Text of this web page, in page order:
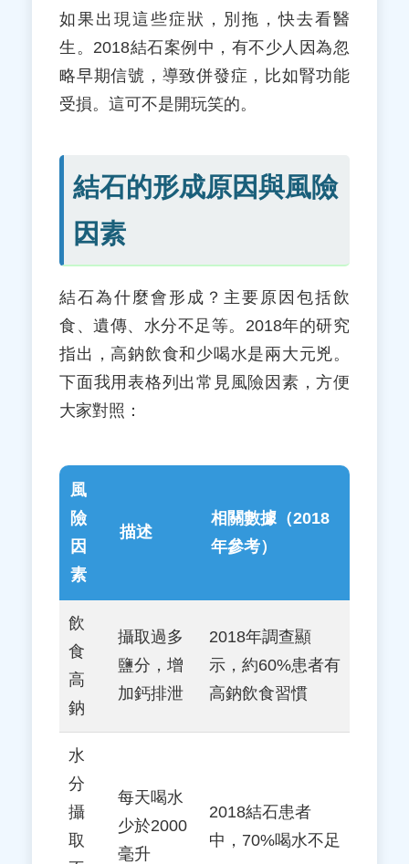
如果出現這些症狀，別拖，快去看醫
生。2018結石案例中，有不少人因為忽
略早期信號，導致併發症，比如腎功能
受損。這可不是開玩笑的。
結石的形成原因與風險
因素
結石為什麼會形成？主要原因包括飲
食、遺傳、水分不足等。2018年的研究
指出，高鈉飲食和少喝水是兩大元兇。
下面我用表格列出常見風險因素，方便
大家對照：
風
險
因
素
描述
相關數據（2018
年參考）
飲
食
高
鈉
攝取過多
鹽分，增
加鈣排泄
2018年調查顯
示，約60%患者有
高鈉飲食習慣
水
分
攝
取
每天喝水
少於2000
毫升
2018結石患者
中，70%喝水不足